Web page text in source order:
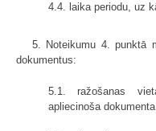
4.4. laika periodu, uz
5. Noteikumu 4. punktā
dokumentus:
5.1. ražošanas
apliecinoša